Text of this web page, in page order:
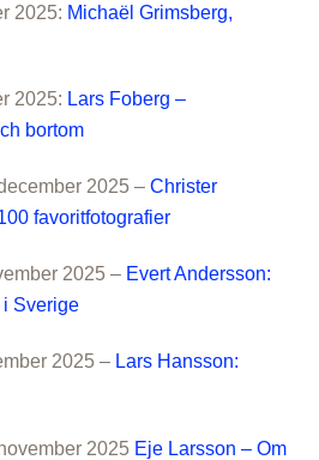
2025: Michaël Grimsberg,
2025: Lars Foberg –
bortom
2025 –Christer
favoritfotografier
2025 – Evert Andersson:
Sverige
2025 – Lars Hansson:
2025 Eje Larsson – Om